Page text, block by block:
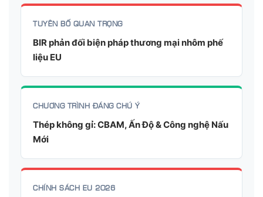
TUYÊN BỐ QUAN TRỌNG
BIR phản đối biện pháp thương mại nhôm phế
liệu EU
CHƯƠNG TRÌNH ĐÁNG CHÚ Ý
Thép không gỉ: CBAM, Ấn Độ & Công nghệ Nấu
Mới
CHÍNH SÁCH EU 2026